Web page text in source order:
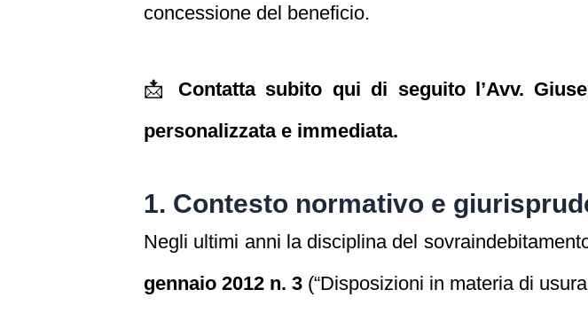
concessione del beneficio.
📩 Contatta subito qui di seguito l’Avv.
personalizzata e immediata.
1. Contesto normativo e
Negli ultimi anni la disciplina del
gennaio 2012 n. 3 (“Disposizioni in materia di